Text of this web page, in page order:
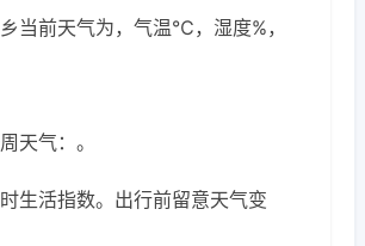
当前天气为，气温℃，湿度%，
天气：。
生活指数。出行前留意天气变